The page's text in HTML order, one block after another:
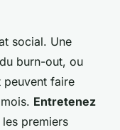
social. Une
burn-out, ou
peuvent faire
Entretenez
premiers